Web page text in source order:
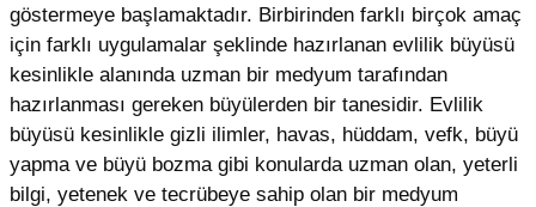
göstermeye başlamaktadır. Birbirinden farklı birçok amaç
için farklı uygulamalar şeklinde hazırlanan evlilik büyüsü
kesinlikle alanında uzman bir medyum tarafından
hazırlanması gereken büyülerden bir tanesidir. Evlilik
büyüsü kesinlikle gizli ilimler, havas, hüddam, vefk, büyü
yapma ve büyü bozma gibi konularda uzman olan, yeterli
bilgi, yetenek ve tecrübeye sahip olan bir medyum